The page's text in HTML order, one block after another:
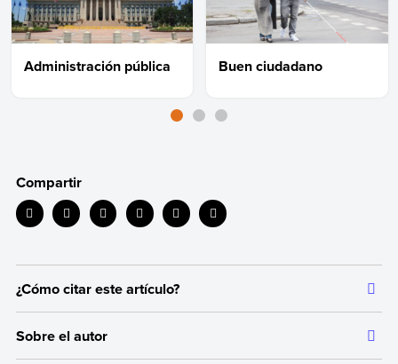
Administración pública Buen ciudadano
Compartir
¿Cómo citar este artículo?
dar crédito a los autores correspondientes y evitar incurrir en
plagio. Además, permite a los lectores acceder a las fuentes
Sobre el autor